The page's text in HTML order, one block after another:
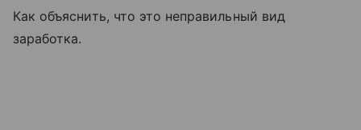
Как объяснить, что это неправильный вид
заработка.